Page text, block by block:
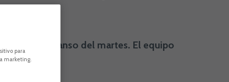
de descanso del martes. El equipo
para
marketing.